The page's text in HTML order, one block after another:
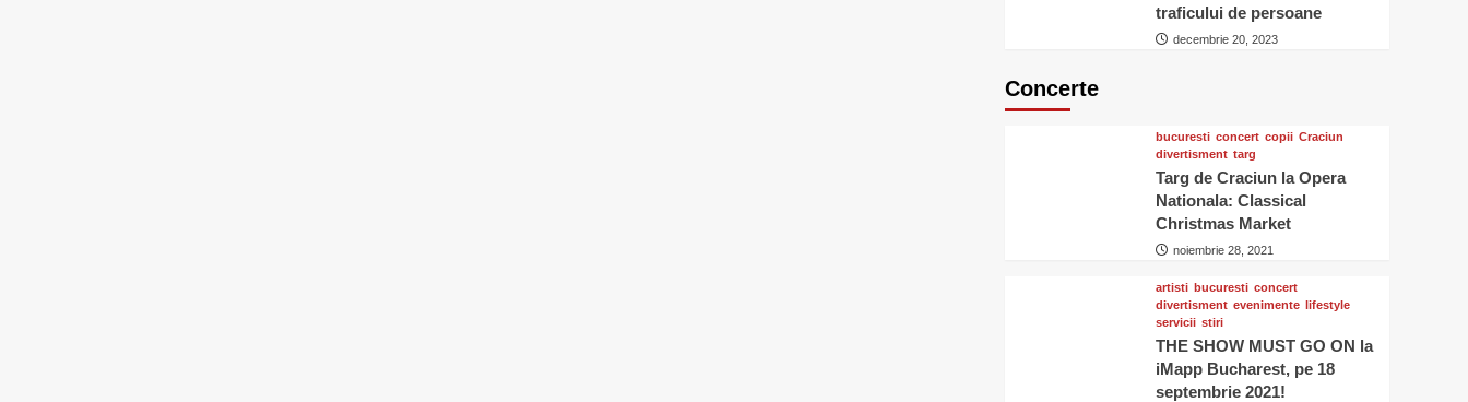
traficului de persoane
decembrie 20, 2023
Concerte
bucuresti concert copii Craciun
divertisment targ
Targ de Craciun la Opera
Nationala: Classical
Christmas Market
noiembrie 28, 2021
artisti bucuresti concert
divertisment evenimente lifestyle
servicii stiri
THE SHOW MUST GO ON la
iMapp Bucharest, pe 18
septembrie 2021!